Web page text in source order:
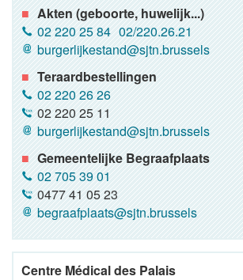
Akten (geboorte, huwelijk...)
02 220 25 84 02/220.26.21
burgerlijkestand@sjtn.brussels
Teraardbestellingen
02 220 26 26
02 220 25 11
burgerlijkestand@sjtn.brussels
Gemeentelijke Begraafplaats
02 705 39 01
0477 41 05 23
begraafplaats@sjtn.brussels
Centre Médical des Palais